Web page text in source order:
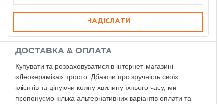
НАДІСЛАТИ
ДОСТАВКА & ОПЛАТА
Купувати та розраховуватися в інтернет-магазині
«Леокераміка» просто. Дбаючи про зручність своїх
клієнтів та цінуючи кожну хвилину їхнього часу, ми
пропонуємо кілька альтернативних варіантів оплати та